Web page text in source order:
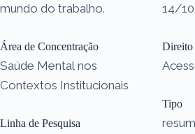
mundo do trabalho.
Área de Concentração
Saúde Mental nos
Contextos Institucionais
Linha de Pesquisa
14/
Direito
Tipo